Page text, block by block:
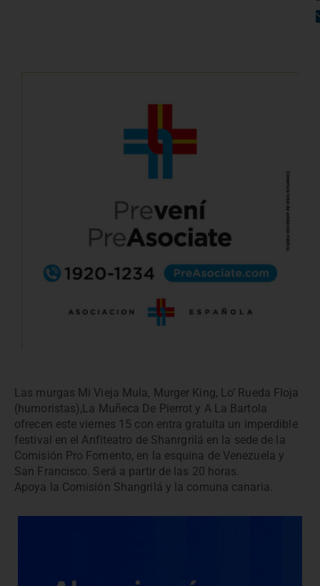
Las murgas Mi Vieja Mula, Murger King, Lo’ Rueda Floja
(humoristas),La Muñeca De Pierrot y A La Bartola
ofrecen este viernes 15 con entra gratuita un imperdible
festival en el Anfiteatro de Shanrgrilá en la sede de la
Comisión Pro Fomento, en la esquina de Venezuela y
San Francisco. Será a partir de las 20 horas.
Apoya la Comisión Shangrilá y la comuna canaria.